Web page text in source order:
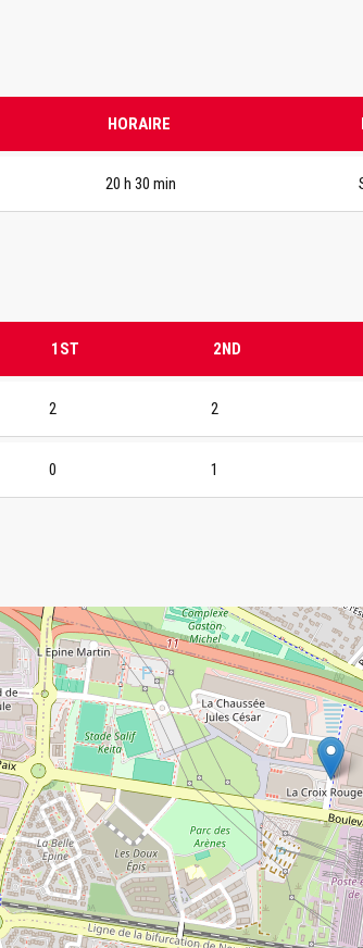
HORAIRE
20 h 30 min
1ST 2ND
2 2
0 1